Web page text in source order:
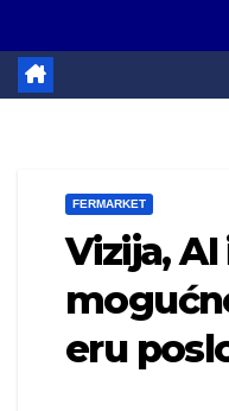
FERMARKET
Vizija,
eru